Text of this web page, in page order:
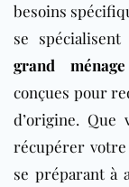
besoins
se
grand
conçues pour
d’origine. Que
récupérer
se préparant à